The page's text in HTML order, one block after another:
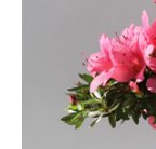
剪，剪除掉黄叶、